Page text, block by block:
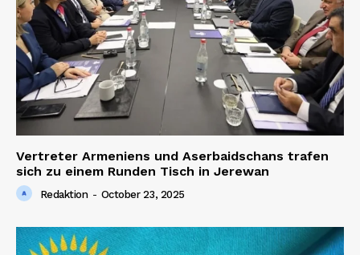
Vertreter Armeniens und Aserbaidschans trafen
sich zu einem Runden Tisch in Jerewan
Redaktion - October 23, 2025